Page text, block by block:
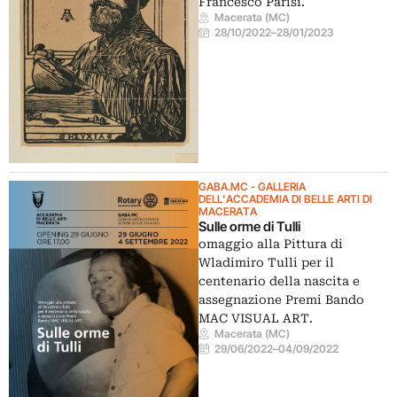
Macerata (MC)
28/10/2022–28/01/2023
GABA.MC - GALLERIA
DELL'ACCADEMIA DI BELLE ARTI DI
MACERATA
Sulle orme di Tulli
omaggio alla Pittura di
Wladimiro Tulli per il
centenario della nascita e
assegnazione Premi Bando
MAC VISUAL ART.
Macerata (MC)
29/06/2022–04/09/2022